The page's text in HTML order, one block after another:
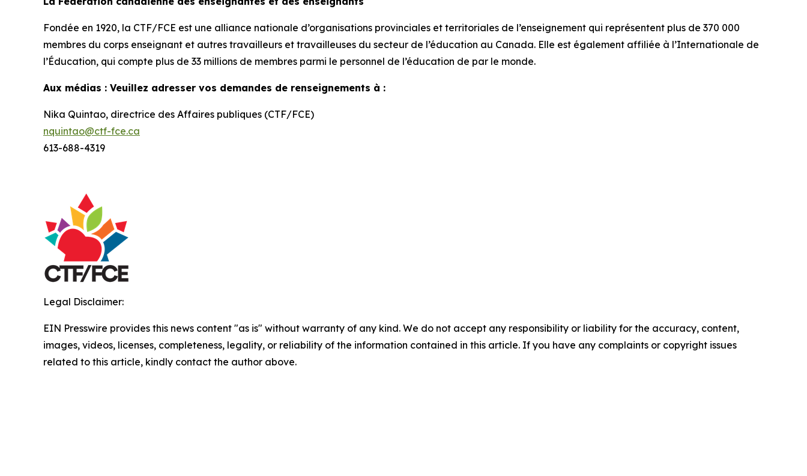
Fondée en 1920, la CTF/FCE est une alliance nationale d’organisations provinciales et territoriales de l’enseignement qui représentent plus de 370 000
membres du corps enseignant et autres travailleurs et travailleuses du secteur de l’éducation au Canada. Elle est également affiliée à l’Internationale de
l’Éducation, qui compte plus de 33 millions de membres parmi le personnel de l’éducation de par le monde.
Aux médias : Veuillez adresser vos demandes de renseignements à :
Nika Quintao, directrice des Affaires publiques (CTF/FCE)
nquintao@ctf-fce.ca
613-688-4319
Legal Disclaimer:
EIN Presswire provides this news content "as is" without warranty of any kind. We do not accept any responsibility or liability for the accuracy, content,
images, videos, licenses, completeness, legality, or reliability of the information contained in this article. If you have any complaints or copyright issues
related to this article, kindly contact the author above.